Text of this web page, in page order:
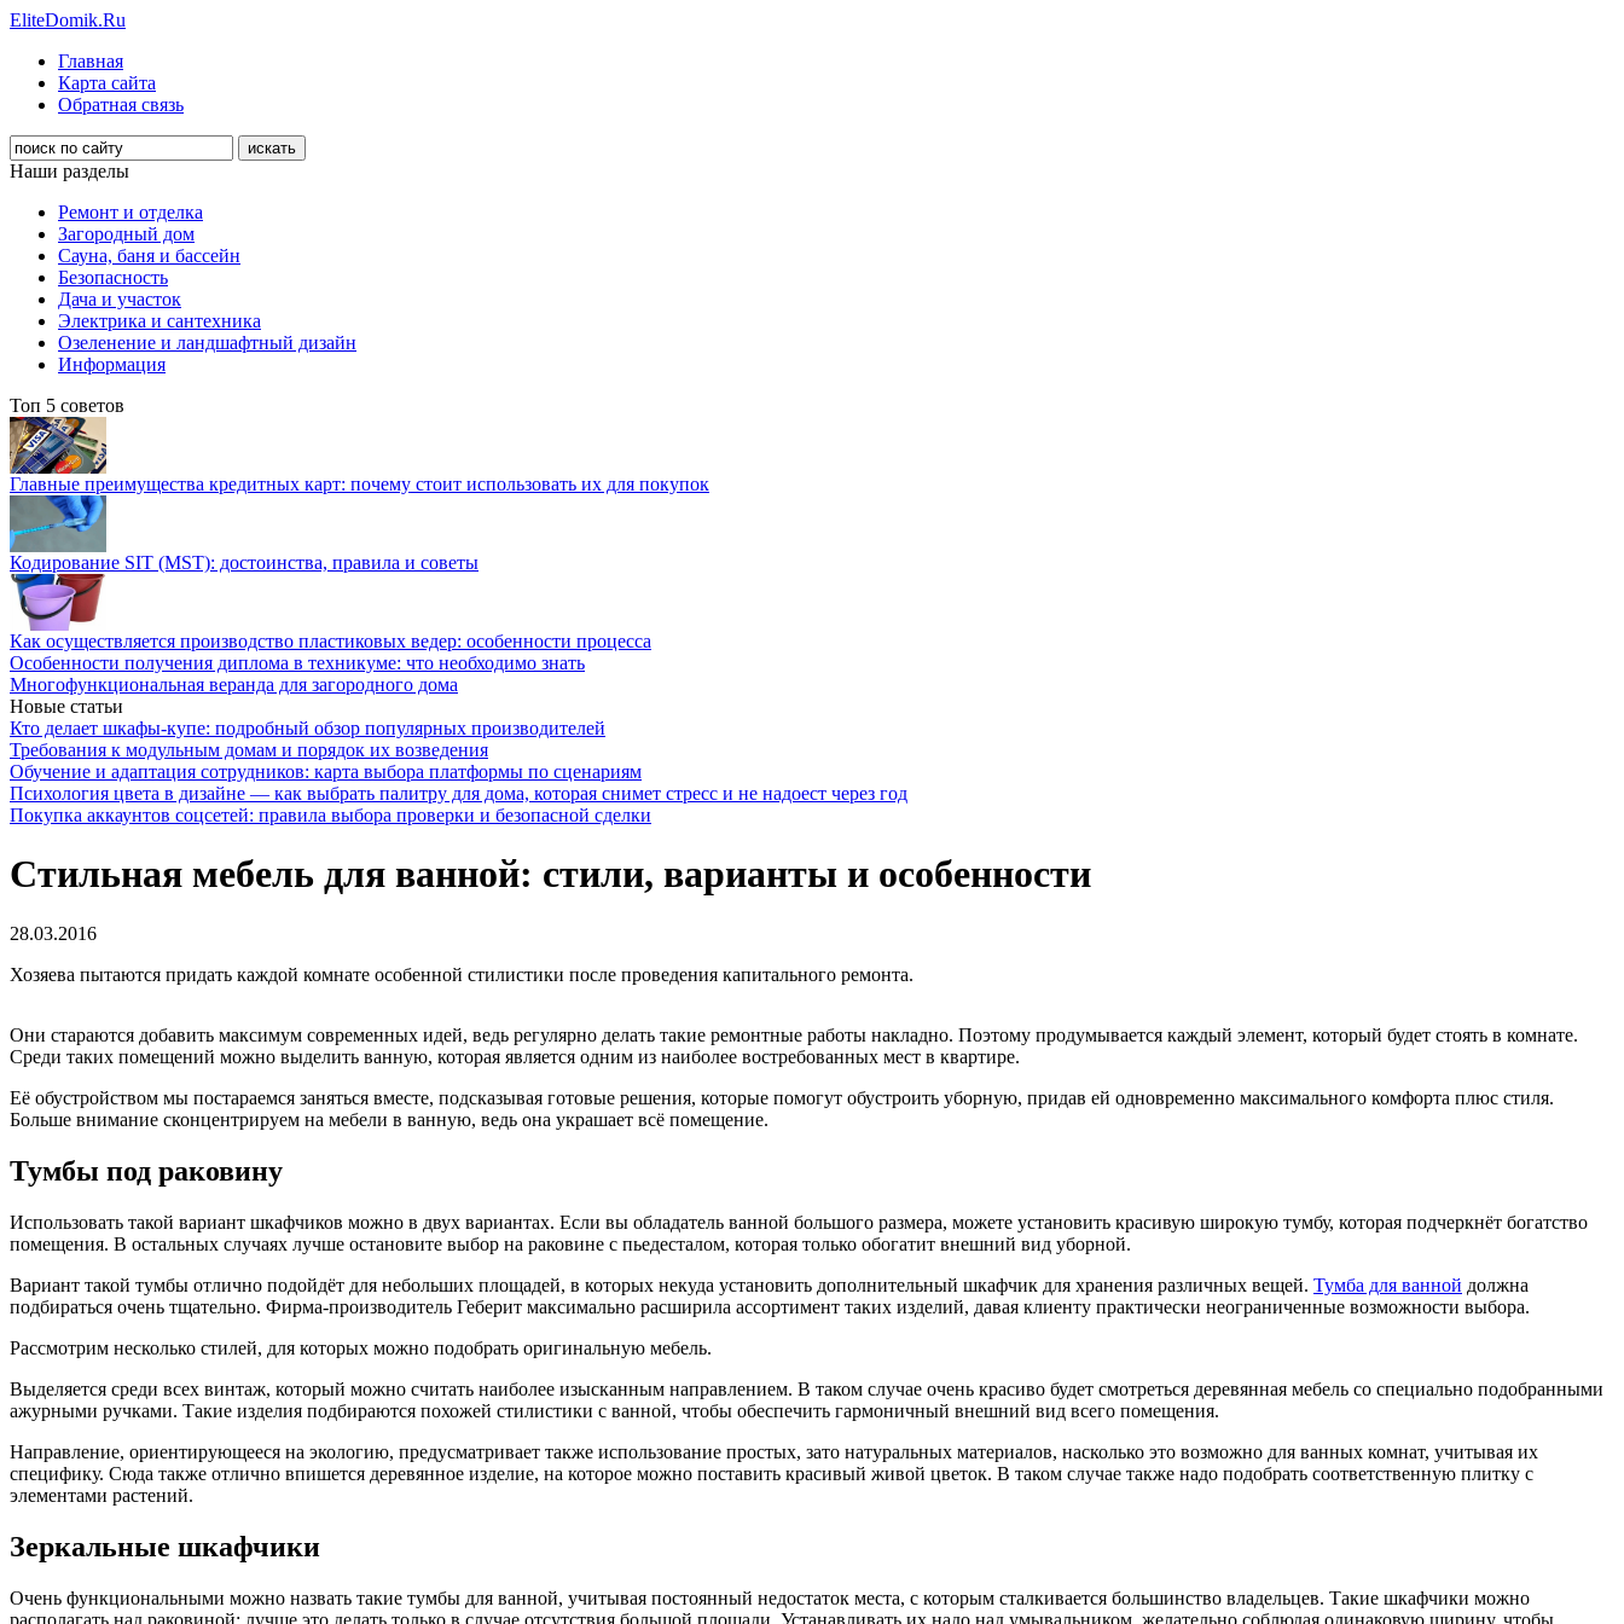
EliteDomik.Ru
Главная
Карта сайта
Обратная связь
Наши разделы
Ремонт и отделка
Загородный дом
Сауна, баня и бассейн
Безопасность
Дача и участок
Электрика и сантехника
Озеленение и ландшафтный дизайн
Информация
Топ 5 советов
Главные преимущества кредитных карт: почему стоит использовать их для покупок
Кодирование SIT (MST): достоинства, правила и советы
Как осуществляется производство пластиковых ведер: особенности процесса
Особенности получения диплома в техникуме: что необходимо знать
Многофункциональная веранда для загородного дома
Новые статьи
Кто делает шкафы-купе: подробный обзор популярных производителей
Требования к модульным домам и порядок их возведения
Обучение и адаптация сотрудников: карта выбора платформы по сценариям
Психология цвета в дизайне — как выбрать палитру для дома, которая снимет стресс и не надоест через год
Покупка аккаунтов соцсетей: правила выбора проверки и безопасной сделки
Стильная мебель для ванной: стили, варианты и особенности
28.03.2016
Хозяева пытаются придать каждой комнате особенной стилистики после проведения капитального ремонта.
Они стараются добавить максимум современных идей, ведь регулярно делать такие ремонтные работы накладно. Поэтому продумывается каждый элемент, который будет стоять в комнате.
Среди таких помещений можно выделить ванную, которая является одним из наиболее востребованных мест в квартире.
Её обустройством мы постараемся заняться вместе, подсказывая готовые решения, которые помогут обустроить уборную, придав ей одновременно максимального комфорта плюс стиля.
Больше внимание сконцентрируем на мебели в ванную, ведь она украшает всё помещение.
Тумбы под раковину
Использовать такой вариант шкафчиков можно в двух вариантах. Если вы обладатель ванной большого размера, можете установить красивую широкую тумбу, которая подчеркнёт богатство
помещения. В остальных случаях лучше остановите выбор на раковине с пьедесталом, которая только обогатит внешний вид уборной.
Вариант такой тумбы отлично подойдёт для небольших площадей, в которых некуда установить дополнительный шкафчик для хранения различных вещей. Тумба для ванной должна
подбираться очень тщательно. Фирма-производитель Геберит максимально расширила ассортимент таких изделий, давая клиенту практически неограниченные возможности выбора.
Рассмотрим несколько стилей, для которых можно подобрать оригинальную мебель.
Выделяется среди всех винтаж, который можно считать наиболее изысканным направлением. В таком случае очень красиво будет смотреться деревянная мебель со специально подобранными
ажурными ручками. Такие изделия подбираются похожей стилистики с ванной, чтобы обеспечить гармоничный внешний вид всего помещения.
Направление, ориентирующееся на экологию, предусматривает также использование простых, зато натуральных материалов, насколько это возможно для ванных комнат, учитывая их
специфику. Сюда также отлично впишется деревянное изделие, на которое можно поставить красивый живой цветок. В таком случае также надо подобрать соответственную плитку с
элементами растений.
Зеркальные шкафчики
Очень функциональными можно назвать такие тумбы для ванной, учитывая постоянный недостаток места, с которым сталкивается большинство владельцев. Такие шкафчики можно
располагать над раковиной: лучше это делать только в случае отсутствия большой площади. Устанавливать их надо над умывальником, желательно соблюдая одинаковую ширину, чтобы